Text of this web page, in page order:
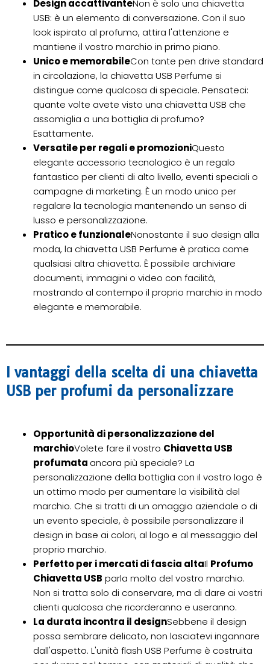
Design accattivanteNon è solo una chiavetta
USB: è un elemento di conversazione. Con il suo
look ispirato al profumo, attira l'attenzione e
mantiene il vostro marchio in primo piano.
Unico e memorabileCon tante pen drive standard
in circolazione, la chiavetta USB Perfume si
distingue come qualcosa di speciale. Pensateci:
quante volte avete visto una chiavetta USB che
assomiglia a una bottiglia di profumo?
Esattamente.
Versatile per regali e promozioniQuesto
elegante accessorio tecnologico è un regalo
fantastico per clienti di alto livello, eventi speciali o
campagne di marketing. È un modo unico per
regalare la tecnologia mantenendo un senso di
lusso e personalizzazione.
Pratico e funzionaleNonostante il suo design alla
moda, la chiavetta USB Perfume è pratica come
qualsiasi altra chiavetta. È possibile archiviare
documenti, immagini o video con facilità,
mostrando al contempo il proprio marchio in modo
elegante e memorabile.
I vantaggi della scelta di una chiavetta
USB per profumi da personalizzare
Opportunità di personalizzazione del
marchioVolete fare il vostro Chiavetta USB
profumata ancora più speciale? La
personalizzazione della bottiglia con il vostro logo è
un ottimo modo per aumentare la visibilità del
marchio. Che si tratti di un omaggio aziendale o di
un evento speciale, è possibile personalizzare il
design in base ai colori, al logo e al messaggio del
proprio marchio.
Perfetto per i mercati di fascia altaIl Profumo
Chiavetta USB parla molto del vostro marchio.
Non si tratta solo di conservare, ma di dare ai vostri
clienti qualcosa che ricorderanno e useranno.
La durata incontra il designSebbene il design
possa sembrare delicato, non lasciatevi ingannare
dall'aspetto. L'unità flash USB Perfume è costruita